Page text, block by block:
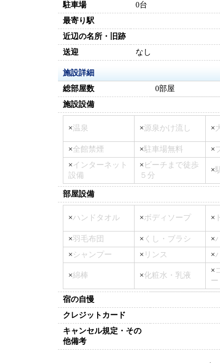
駐車場
0台
最寄り駅
近辺の名所・旧跡
送迎
なし
施設詳細
総部屋数
0部屋
施設設備
×温泉 ×源泉かけ流し ×
×全館禁煙 ×駐車場無料 ×
×インターネット
設備
× ビーチまで徒歩
５分
×
部屋設備
×ハンドタオル ×ボディソープ ×
×羽毛布団 × くし・ブラシ ×
×シャンプー × リンス ×
×綿棒 ×化粧水・乳液
×
ー
宿の自慢
クレジットカード
キャンセル規定・その
他備考